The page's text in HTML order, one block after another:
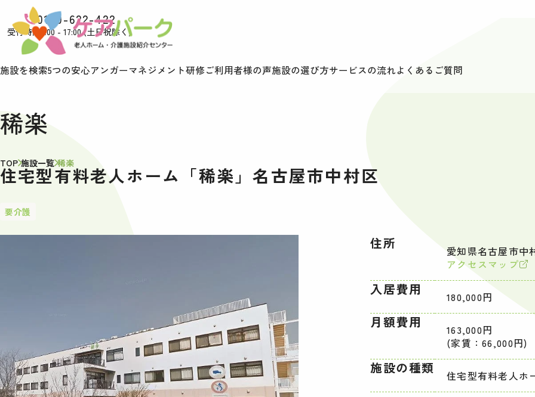
0120-622-422
受付時間9:00 - 17:00 (土日祝除く)
施設を検索5つの安心アンガーマネジメント研修ご利用者様の声施設の選び方サービスの流れよくあるご質問
稀楽
TOP 施設一覧 稀楽
住宅型有料老人ホーム「稀楽」名古屋市中村区
要介護
住所
愛知県名古屋市中
アクセスマップ
入居費用 180,000円
月額費用
163,000円
(家賃：66,000円)
施設の種類 住宅型有料老人ホ